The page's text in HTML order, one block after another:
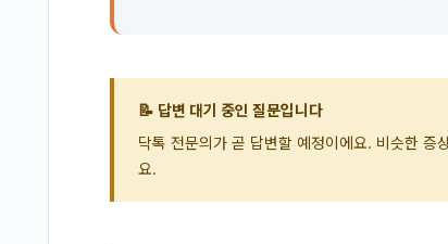
📝 답변 대기 중인 질문입니다
닥톡 전문의가 곧 답변할 예정이에요. 비슷한 증
요.